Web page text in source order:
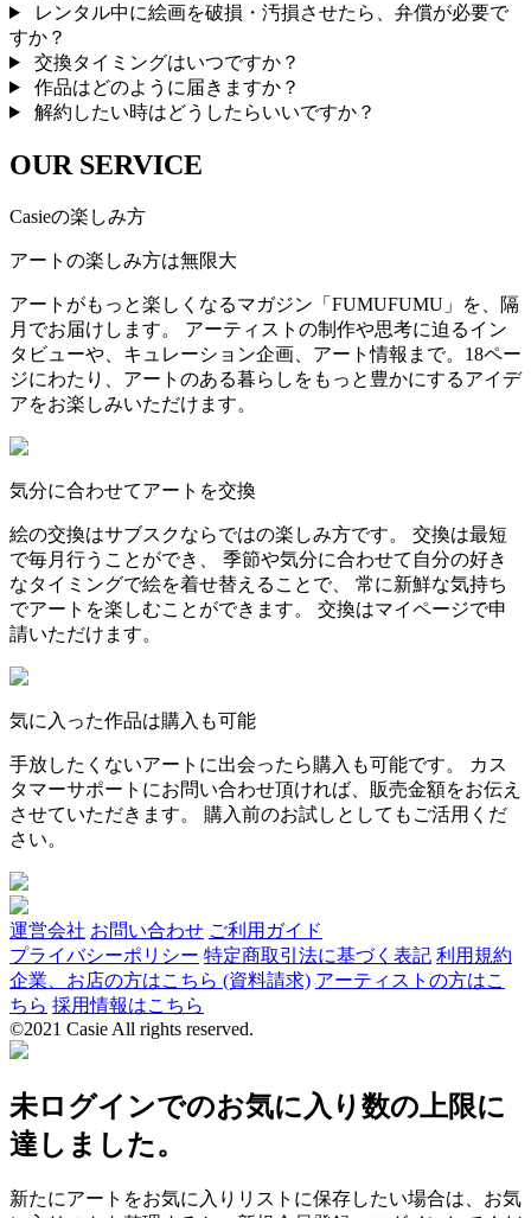
レンタル中に絵画を破損・汚損させたら、弁償が必要で
すか？
交換タイミングはいつですか？
作品はどのように届きますか？
解約したい時はどうしたらいいですか？
OUR SERVICE
Casieの楽しみ方
アートの楽しみ方は無限大
アートがもっと楽しくなるマガジン「FUMUFUMU」を、隔
月でお届けします。 アーティストの制作や思考に迫るイン
タビューや、キュレーション企画、アート情報まで。18ペー
ジにわたり、アートのある暮らしをもっと豊かにするアイデ
アをお楽しみいただけます。
気分に合わせてアートを交換
絵の交換はサブスクならではの楽しみ方です。 交換は最短
で毎月行うことができ、 季節や気分に合わせて自分の好き
なタイミングで絵を着せ替えることで、 常に新鮮な気持ち
でアートを楽しむことができます。 交換はマイページで申
請いただけます。
気に入った作品は購入も可能
手放したくないアートに出会ったら購入も可能です。 カス
タマーサポートにお問い合わせ頂ければ、販売金額をお伝え
させていただきます。 購入前のお試しとしてもご活用くだ
さい。
運営会社 お問い合わせ ご利用ガイド
プライバシーポリシー 特定商取引法に基づく表記 利用規約
企業、お店の方はこちら (資料請求) アーティストの方はこ
ちら 採用情報はこちら
©2021 Casie All rights reserved.
未ログインでのお気に入り数の上限に
達しました。
新たにアートをお気に入りリストに保存したい場合は、お気